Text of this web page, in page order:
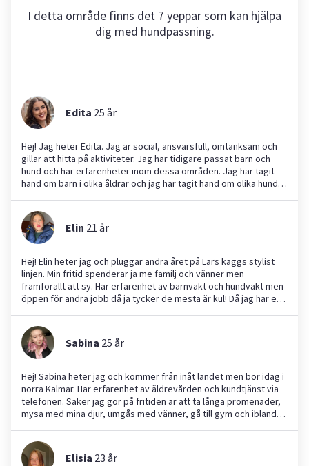
I detta område finns det 7 yeppar som kan hjälpa
dig med hundpassning.
Edita 25 år
Hej! Jag heter Edita. Jag är social, ansvarsfull, omtänksam och
gillar att hitta på aktiviteter. Jag har tidigare passat barn och
hund och har erfarenheter inom dessa områden. Jag har tagit
hand om barn i olika åldrar och jag har tagit hand om olika hundar.
Elin 21 år
Hej! Elin heter jag och pluggar andra året på Lars kaggs stylist
linjen. Min fritid spenderar ja me familj och vänner men
framförallt att sy. Har erfarenhet av barnvakt och hundvakt men
öppen för andra jobb då ja tycker de mesta är kul! Då jag har en
Sabina 25 år
Hej! Sabina heter jag och kommer från inåt landet men bor idag i
norra Kalmar. Har erfarenhet av äldrevården och kundtjänst via
telefonen. Saker jag gör på fritiden är att ta långa promenader,
mysa med mina djur, umgås med vänner, gå till gym och ibland
hemma och göra att de ser be sur i trädgård och inomhus är
något som är roande att göra. Anlitar ni mig så får ni någon man
kan lita på och kan hjälpa till där de behövs. Kan jag det inte så
Elisia 23 år